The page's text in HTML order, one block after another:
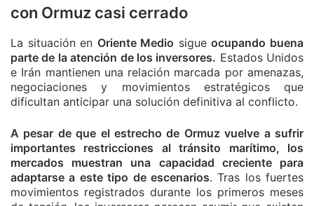
con Ormuz casi cerrado
La situación en Oriente Medio sigueocupando buena
parte de la atención de los inversores. Estados Unidos
e Irán mantienen una relación marcada por amenazas,
negociaciones y movimientos estratégicos que
dificultan anticipar una solución definitiva al conflicto.
A pesar de que el estrecho de Ormuz vuelve a sufrir
importantes restricciones al tránsito marítimo, los
mercados muestran una capacidad creciente para
adaptarse a este tipo de escenarios. Tras los fuertes
movimientos registrados durante los primeros meses